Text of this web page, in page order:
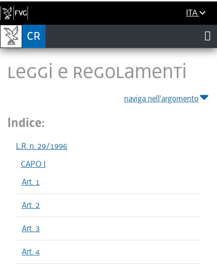
ITA
LEGGI E REGOLAMENTI
naviga nell'argomento
Indice:
L.R. n. 29/1996
CAPO I
Art. 1
Art. 2
Art. 3
Art. 4